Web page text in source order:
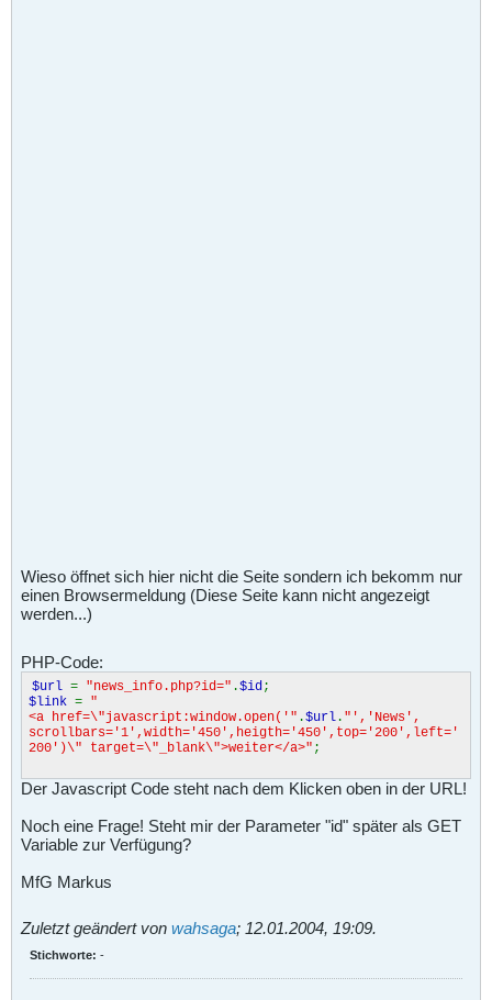
Wieso öffnet sich hier nicht die Seite sondern ich bekomm nur
einen Browsermeldung (Diese Seite kann nicht angezeigt
werden...)
PHP-Code:
$url = "news_info.php?id=" .$id ;
$link = "
<a href=\"javascript :window.open('" .$url . "','News',
scrollbars='1',width='450',heigth='450',top='200',left='
200')\" target=\"_blank\">weiter</a>" ;
Der Javascript Code steht nach dem Klicken oben in der URL!
Noch eine Frage! Steht mir der Parameter "id" später als GET
Variable zur Verfügung?
MfG Markus
Zuletzt geändert von wahsaga; 12.01.2004, 19:09.
Stichworte: -